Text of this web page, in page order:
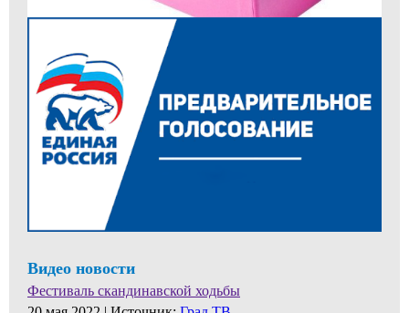
Видео новости
Фестиваль скандинавской ходьбы